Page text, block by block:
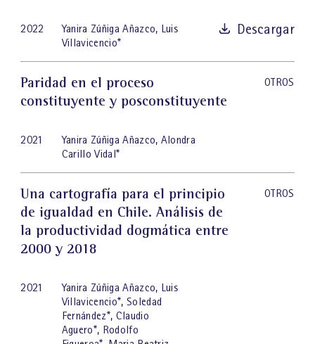
2022 Yanira Zúñiga Añazco, Luis
Villavicencio*
Descargar
Paridad en el proceso
constituyente y posconstituyente
OTROS
2021 Yanira Zúñiga Añazco, Alondra
Carillo Vidal*
Una cartografía para el principio
de igualdad en Chile. Análisis de
la productividad dogmática entre
2000 y 2018
OTROS
2021 Yanira Zúñiga Añazco, Luis
Villavicencio*, Soledad
Fernández*, Claudio
Aguero*, Rodolfo